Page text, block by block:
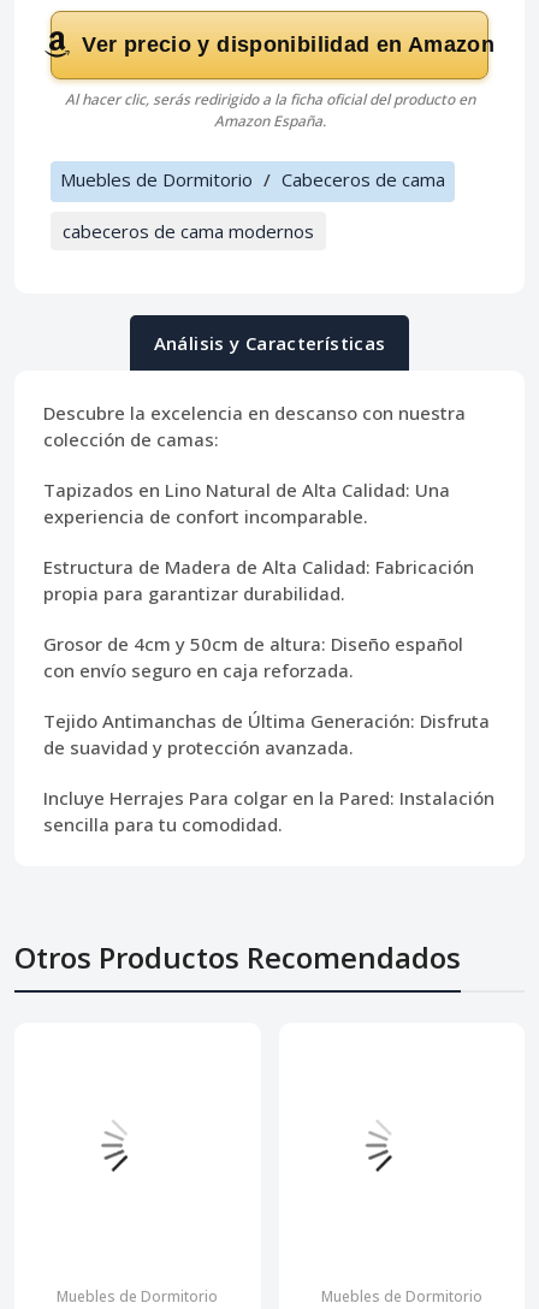
Ver precio y disponibilidad en Amazon
Al hacer clic, serás redirigido a la ficha oficial del producto en
Amazon España.
Muebles de Dormitorio / Cabeceros de cama
cabeceros de cama modernos
Análisis y Características
Descubre la excelencia en descanso con nuestra
colección de camas:
Tapizados en Lino Natural de Alta Calidad: Una
experiencia de confort incomparable.
Estructura de Madera de Alta Calidad: Fabricación
propia para garantizar durabilidad.
Grosor de 4cm y 50cm de altura: Diseño español
con envío seguro en caja reforzada.
Tejido Antimanchas de Última Generación: Disfruta
de suavidad y protección avanzada.
Incluye Herrajes Para colgar en la Pared: Instalación
sencilla para tu comodidad.
Otros Productos Recomendados
Muebles de Dormitorio Muebles de Dormitorio